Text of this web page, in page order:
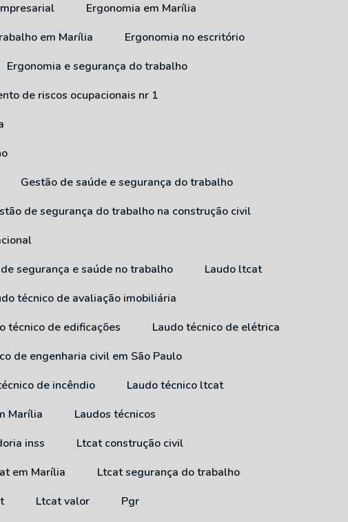
Ergonomia em Marília
em Marília
Ergonomia no escritório
Ergonomia e segurança do trabalho
de riscos ocupacionais nr 1
Gestão de saúde e segurança do trabalho
de segurança do trabalho na construção civil
de segurança e saúde no trabalho
Laudo ltcat
técnico de avaliação imobiliária
técnico de edificações
Laudo técnico de elétrica
de engenharia civil em São Paulo
de incêndio
Laudo técnico ltcat
Marília
Laudos técnicos
inss
Ltcat construção civil
em Marília
Ltcat segurança do trabalho
Ltcat valor
Pgr